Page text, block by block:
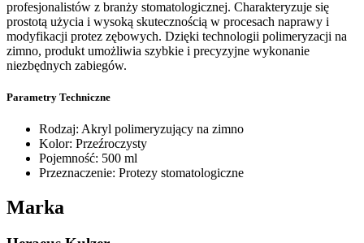
profesjonalistów z branży stomatologicznej. Charakteryzuje się
prostotą użycia i wysoką skutecznością w procesach naprawy i
modyfikacji protez zębowych. Dzięki technologii polimeryzacji na
zimno, produkt umożliwia szybkie i precyzyjne wykonanie
niezbędnych zabiegów.
Parametry Techniczne
Rodzaj: Akryl polimeryzujący na zimno
Kolor: Przeźroczysty
Pojemność: 500 ml
Przeznaczenie: Protezy stomatologiczne
Marka